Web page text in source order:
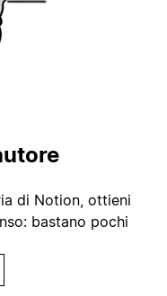
di Notion, ottieni
bastano pochi